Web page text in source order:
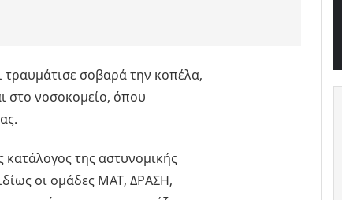
σοβαρά την κοπέλα,
στο νοσοκομείο, όπου
της αστυνομικής
οι ομάδες ΜΑΤ, ΔΡΑΣΗ,